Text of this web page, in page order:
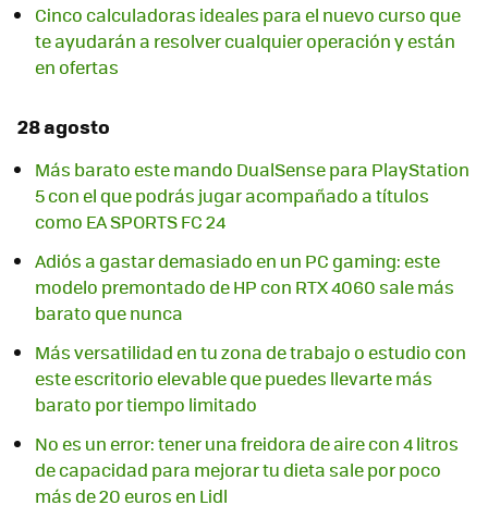
Cinco calculadoras ideales para el nuevo curso que
te ayudarán a resolver cualquier operación y están
en ofertas
28 agosto
Más barato este mando DualSense para PlayStation
5 con el que podrás jugar acompañado a títulos
como EA SPORTS FC 24
Adiós a gastar demasiado en un PC gaming: este
modelo premontado de HP con RTX 4060 sale más
barato que nunca
Más versatilidad en tu zona de trabajo o estudio con
este escritorio elevable que puedes llevarte más
barato por tiempo limitado
No es un error: tener una freidora de aire con 4 litros
de capacidad para mejorar tu dieta sale por poco
más de 20 euros en Lidl